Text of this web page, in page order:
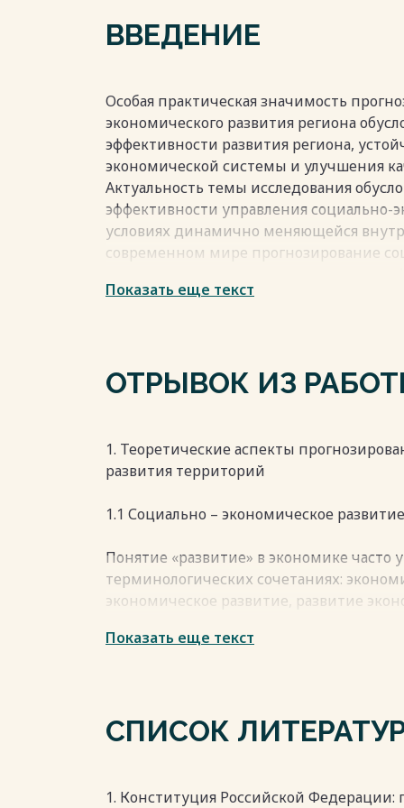
ВВЕДЕНИЕ
Особая практическая значимость
экономического развития региона
эффективности развития региона,
экономической системы и улучшения
Актуальность темы исследования
эффективности управления
условиях динамично меняющейся
современном мире прогнозирование
определения приоритетных
технологические сдвиги и
Показать еще текст
ОТРЫВОК ИЗ
1. Теоретические аспекты
развития территорий
1.1 Социально – экономическое
Понятие «развитие» в экономике часто
терминологических сочетаниях:
экономическое развитие, развитие
Применительно к объекту
Важнейшей целью социально-
интересов человека, проживающей на
Показать еще текст
СПИСОК
1. Конституция Российской Федерации: